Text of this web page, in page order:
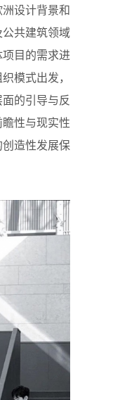
设计背景和
共建筑领域
目的需求进
模式出发，
的引导与反
性与现实性
造性发展保